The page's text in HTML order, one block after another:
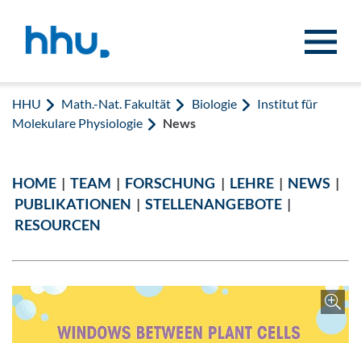
HHU Math.-Nat. Fakultät Biologie
Institut für
Molekulare Physiologie
News
HOME |TEAM | FORSCHUNG | LEHRE| NEWS |
PUBLIKATIONEN |STELLENANGEBOTE|
RESOURCEN